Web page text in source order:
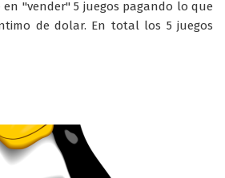
"vender" 5 juegos pagando lo que
de dolar. En total los 5 juegos